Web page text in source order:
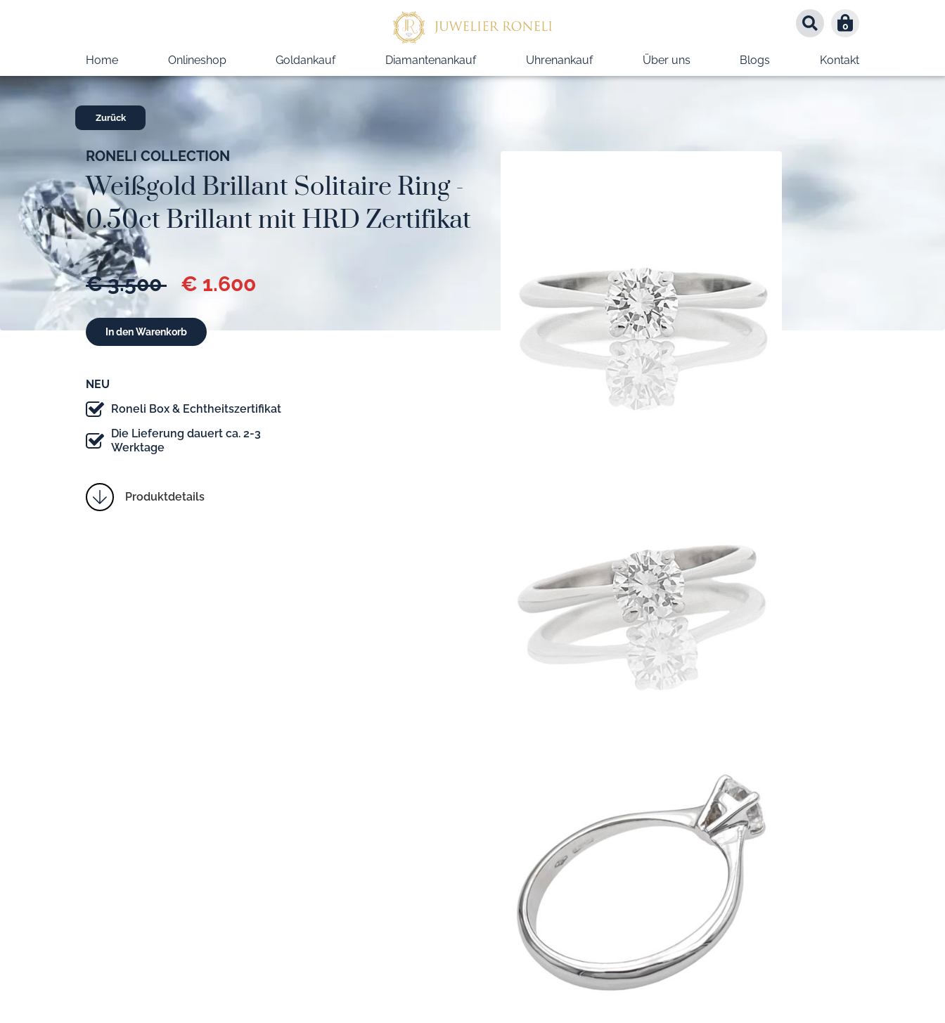
0
Home Onlineshop Goldankauf Diamantenankauf Uhrenankauf Über uns Blogs Kontakt
Zurück
RONELI COLLECTION
Weißgold Brillant Solitaire Ring -
0.50ct Brillant mit HRD Zertifikat
€ 3.500 € 1.600
NEU
Roneli Box & Echtheitszertifikat
Die Lieferung dauert ca. 2-3
Werktage
Produktdetails